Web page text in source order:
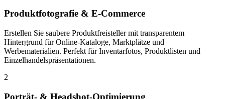
Produktfotografie & E-Commerce
Erstellen Sie saubere Produktfreisteller mit transparentem
Hintergrund für Online-Kataloge, Marktplätze und
Werbematerialien. Perfekt für Inventarfotos, Produktlisten und
Einzelhandelspräsentationen.
2
Porträt- & Headshot-Optimierung